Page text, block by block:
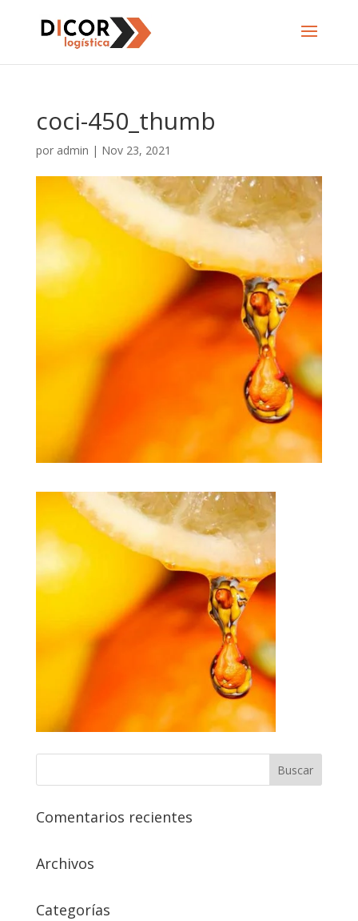
coci-450_thumb
por admin | Nov 23, 2021
Comentarios recientes
Archivos
Categorías